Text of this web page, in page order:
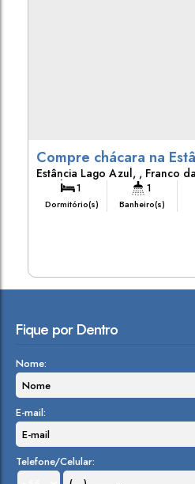
Compre chácara na
Franco da Rocha
Estância Lago Azul , Franco
Brasil 1
Dormitório(s)
1
Banheiro(s)
Fique por Dentro
Nome:
E-mail:
Telefone/Celular: